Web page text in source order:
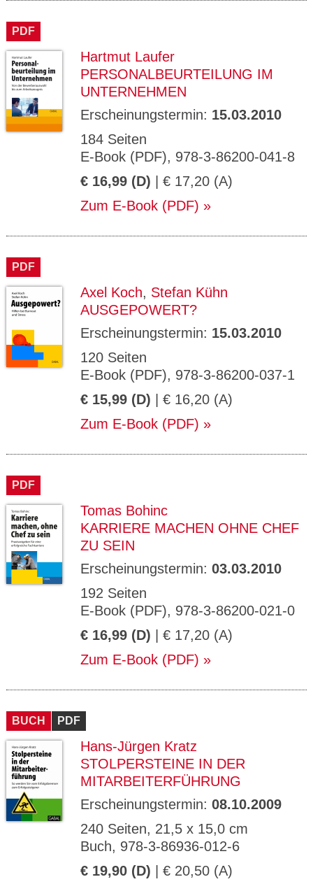
PDF
Hartmut Laufer
PERSONALBEURTEILUNG IM
UNTERNEHMEN
Erscheinungstermin: 15.03.2010
184 Seiten
E-Book (PDF), 978-3-86200-041-8
€ 16,99 (D) | € 17,20 (A)
Zum E-Book (PDF)
PDF
Axel Koch, Stefan Kühn
AUSGEPOWERT?
Erscheinungstermin: 15.03.2010
120 Seiten
E-Book (PDF), 978-3-86200-037-1
€ 15,99 (D) | € 16,20 (A)
Zum E-Book (PDF)
PDF
Tomas Bohinc
KARRIERE MACHEN OHNE CHEF
ZU SEIN
Erscheinungstermin: 03.03.2010
192 Seiten
E-Book (PDF), 978-3-86200-021-0
€ 16,99 (D) | € 17,20 (A)
Zum E-Book (PDF)
BUCH PDF
Hans-Jürgen Kratz
STOLPERSTEINE IN DER
MITARBEITERFÜHRUNG
Erscheinungstermin: 08.10.2009
240 Seiten, 21,5 x 15,0 cm
Buch, 978-3-86936-012-6
€ 19,90 (D) | € 20,50 (A)